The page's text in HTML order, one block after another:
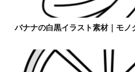
バナナの白黒イラスト素材｜モノ